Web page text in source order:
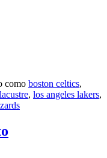
como boston celtics,
, los angeles lakers,